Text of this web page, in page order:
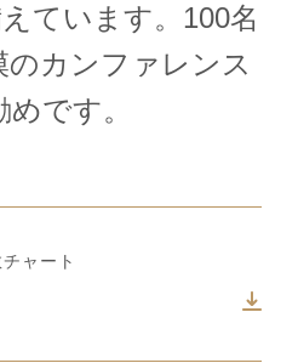
ています。100名
カンファレンス
です。
ャート